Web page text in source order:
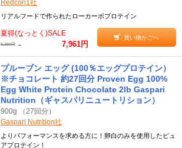
Redcon1社
リアルフードで作られたローカーボプロテイン
夏得(なっとく)SALE
8,380円 → 7,961円
買い物かごへ
プルーブン エッグ (100％エッグプロテイン）
※チョコレート 約27回分 Proven Egg 100%
Egg White Protein Chocolate 2lb Gaspari
Nutrition（ギャスパリニュートリション）
900g （27回分）
Gaspari Nutrition社
よりパフォーマンスを求める方に！卵白のみを使用したピュ
アプロテイン！